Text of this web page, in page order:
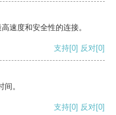
速度和安全性的连接。
支持[0] 反对[0]
。
支持[0] 反对[0]